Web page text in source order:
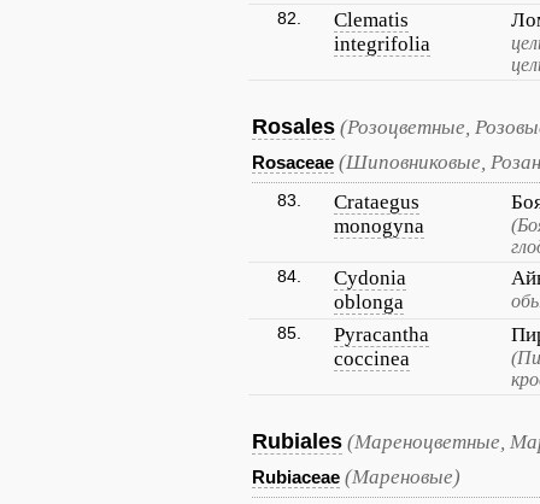
82.
Clematis
integrifolia
Rosales (Розоцветные,
Rosaceae (Шиповниковые,
83.
Crataegus
monogyna
84.
Cydonia
oblonga
85.
Pyracantha
coccinea
Rubiales (Мареноцветные,
Rubiaceae (Мареновые)